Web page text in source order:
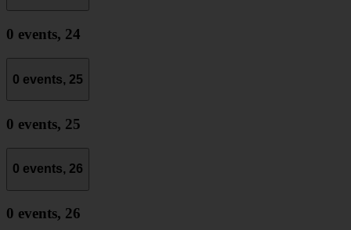
0 events, 24
0 events, 25
0 events, 25
0 events, 26
0 events, 26